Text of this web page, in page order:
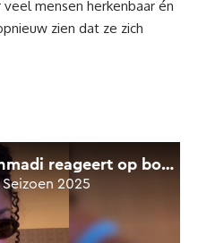
mensen herkenbaar én
zien dat ze zich